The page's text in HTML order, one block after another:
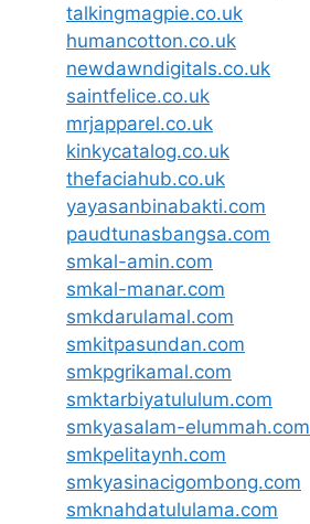
talkingmagpie.co.uk
humancotton.co.uk
newdawndigitals.co.uk
saintfelice.co.uk
mrjapparel.co.uk
kinkycatalog.co.uk
thefaciahub.co.uk
yayasanbinabakti.com
paudtunasbangsa.com
smkal-amin.com
smkal-manar.com
smkdarulamal.com
smkitpasundan.com
smkpgrikamal.com
smktarbiyatululum.com
smkyasalam-elummah.com
smkpelitaynh.com
smkyasinacigombong.com
smknahdatululama.com